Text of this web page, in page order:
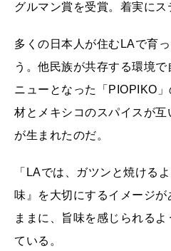
グルマン賞を受賞。着実に
多くの日本人が住むLAで育
う。他民族が共存する環境
ニューとなった「PIOPIKO
材とメキシコのスパイスが
が生まれたのだ。
「LAでは、ガツンと焼ける
味』を大切にするイメージ
ままに、旨味を感じられる
ている。